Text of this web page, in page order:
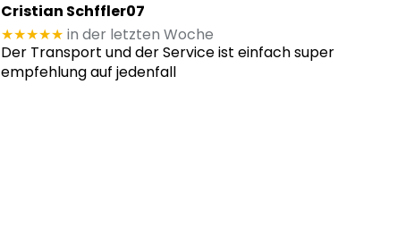
Cristian Schffler07
★★★★★ in der letzten Woche
Der Transport und der Service ist einfach super
empfehlung auf jedenfall